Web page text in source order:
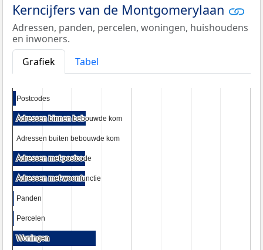
Kerncijfers van de Montgomerylaan
Adressen, panden, percelen, woningen, huishoudens
en inwoners.
Grafiek
Tabel
Postcodes
Postcodes
Adressen binnen bebouwde kom
Adressen binnen bebouwde kom
Adressen buiten bebouwde kom
Adressen buiten bebouwde kom
Adressen met postcode
Adressen met postcode
Adressen met woonfunctie
Adressen met woonfunctie
Panden
Panden
Percelen
Percelen
Woningen
Woningen